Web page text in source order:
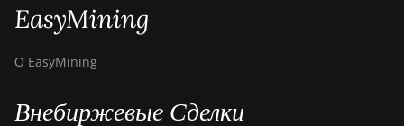
Canaan Avalon Made A1346
Canaan Avalon Made A1366
EasyMining
О EasyMining
Внебиржевые Сделки